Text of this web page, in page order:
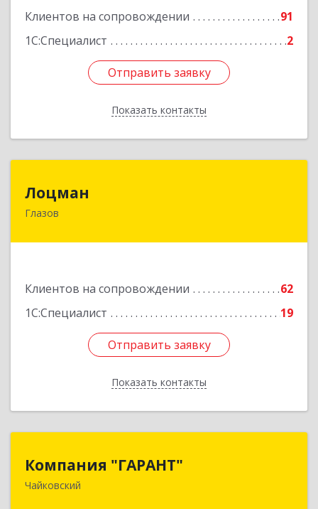
Клиентов на сопровождении
91
1С:Специалист
2
Отправить заявку
Показать контакты
Отправить заявку
Назад
Лоцман
Глазов
Клиентов на сопровождении
62
1С:Специалист
19
Отправить заявку
Показать контакты
427620, Удмуртская Респ, Глазов г, Сибирская
Отправить заявку
Назад
Компания "ГАРАНТ"
Чайковский
617760, Пермский край, Чайковский г, Карла